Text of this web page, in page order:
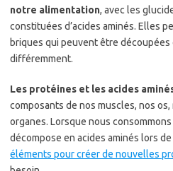
notre alimentation, avec les
constituées d’acides aminés. Elles
briques qui peuvent être
différemment.
Les protéines et les acides
composants de nos muscles, nos
organes. Lorsque nous
décompose en acides aminés lors
éléments pour créer de nouvelles